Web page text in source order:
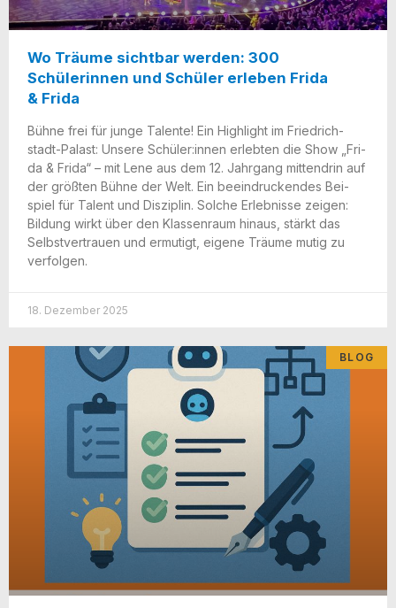
Wo Träume sichtbar werden: 300
Schülerinnen und Schüler erleben Frida
& Frida
Büh­ne frei für jun­ge Talen­te! Ein High­light im Fried­rich­
stadt-Palast: Unse­re Schüler:innen erleb­ten die Show „Fri­
da & Fri­da“ – mit Lene aus dem 12. Jahr­gang mit­ten­drin auf
der größ­ten Büh­ne der Welt. Ein beein­dru­cken­des Bei­
spiel für Talent und Dis­zi­plin. Sol­che Erleb­nis­se zei­gen:
Bil­dung wirkt über den Klas­sen­raum hin­aus, stärkt das
Selbst­ver­trau­en und ermu­tigt, eige­ne Träu­me mutig zu
verfolgen.
18. Dezember 2025
BLOG